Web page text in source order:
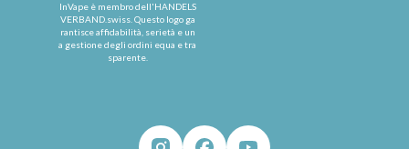
InVape è membro dell'HANDELS
VERBAND.swiss. Questo logo ga
rantisce affidabilità, serietà e un
a gestione degli ordini equa e tra
sparente.